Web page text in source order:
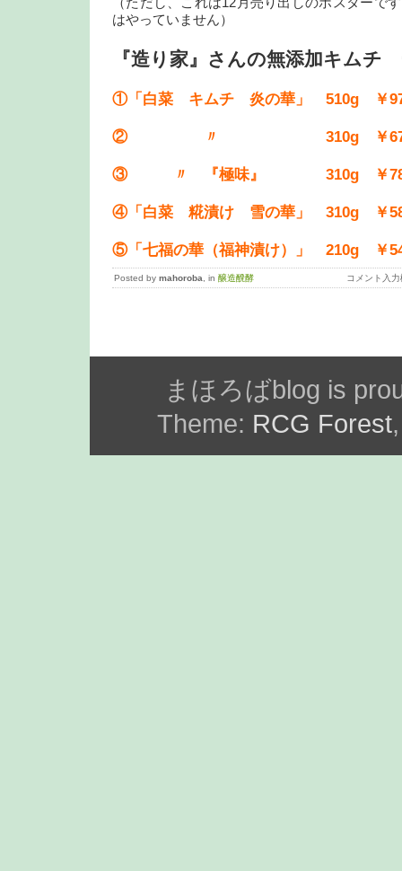
はやっていません）
『造り家』さんの無添加キムチ
①「白菜 キムチ 炎の華」 510g ￥
② 〃 310g ￥
③ 〃 『極味』 310g ￥
④「白菜 糀漬け 雪の華」 310g ￥
⑤「七福の華（福神漬け）」 210g ￥
Posted by mahoroba , in 醸造醗酵 コメント入力
まほろばblog is
Theme: RCG Forest